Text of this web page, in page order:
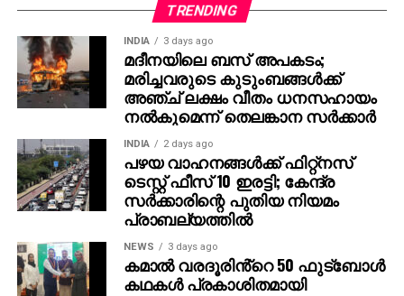
പ്രോസസ്സിംഗ് ഫീസ് എന്ന പേരില്‍ പണം അടയ്ക്കാനും
ആവശ്യപ്പെടുന്നതാണ് സാധാരണ രീതി. ചിലര്‍
മാല്‍വെയര്‍ ഇന്‍സ്റ്റാള്‍ ചെയ്യാനോ ഡാറ്റ
മോഷ്ടിക്കാനോ ലക്ഷ്യമിട്ടുള്ള വ്യാജ അഭിമുഖ
സോഫ്റ്റ്‌വെയറുകളും അയക്കുന്നു. ഇത്തരം തട്ടിപ്പുകള്‍
വ്യക്തികള്‍ക്കും സ്ഥാപനങ്ങള്‍ക്കും ഗുരുതരമായ
ഭീഷണിയാണെന്ന് ഗൂഗിള്‍ മുന്നറിയിപ്പ് നല്‍കി.
നിയമാനുസൃത തൊഴിലുടമകള്‍ ഒരിക്കലും സാമ്പത്തിക
വിവരങ്ങളോ പേയ്‌മെന്റെ് ആവശ്യങ്ങളോ
ഉന്നയിക്കില്ലെന്നും ഉപയോക്താക്കള്‍ ഓണ്‍ലൈനില്‍
കൂടുതല്‍ ജാഗ്രത പാലിക്കണമെന്നും ഗൂഗിള്‍
വ്യക്തമാക്കി.
TRENDING
INDIA 3 days ago
മദീനയിലെ ബസ് അപകടം;
മരിച്ചവരുടെ കുടുംബങ്ങള്‍ക്ക്
അഞ്ച് ലക്ഷം വീതം ധനസഹായം
നല്‍കുമെന്ന് തെലങ്കാന സര്‍ക്കാര്‍
INDIA 2 days ago
പഴയ വാഹനങ്ങള്‍ക്ക് ഫിറ്റ്‌നസ്
ടെസ്റ്റ് ഫീസ് 10 ഇരട്ടി; കേന്ദ്ര
സര്‍ക്കാരിന്റെ പുതിയ നിയമം
പ്രാബല്യത്തില്‍
NEWS 3 days ago
കമാൽ വരദൂരിൻ്റെ 50 ഫുട്ബോൾ
കഥകൾ പ്രകാശിതമായി